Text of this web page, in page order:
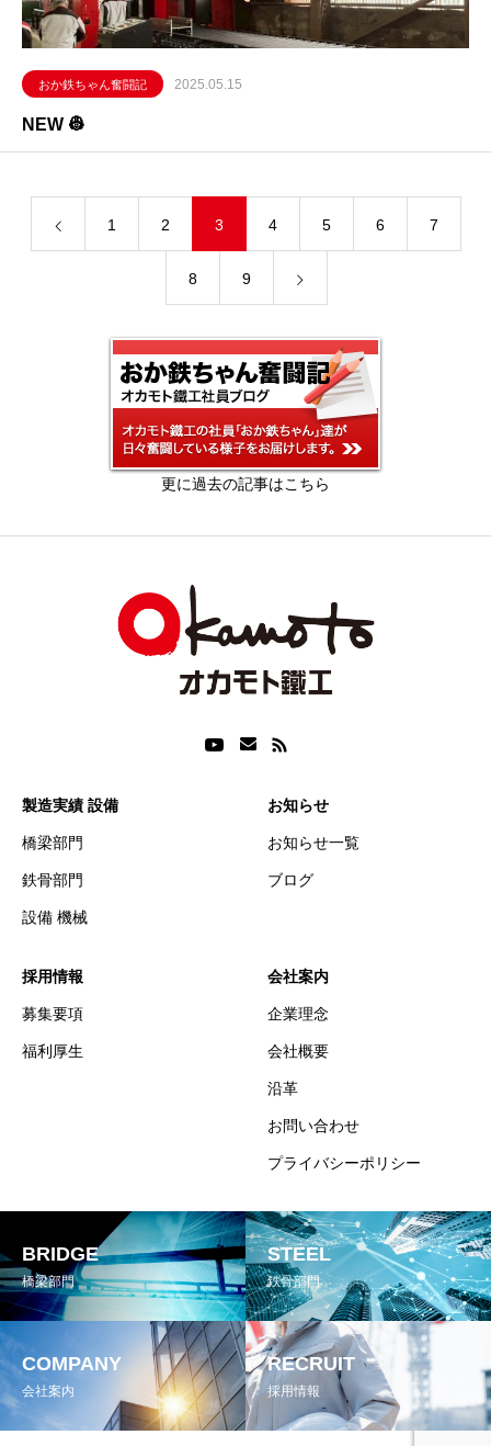
おか鉄ちゃん奮闘記 2025.05.15
NEW 👷
1 2 3 4 5 6 7
8 9
更に過去の記事はこちら
製造実績 設備
橋梁部門
鉄骨部門
設備 機械
お知らせ
お知らせ一覧
ブログ
採用情報
募集要項
福利厚生
会社案内
企業理念
会社概要
沿革
お問い合わせ
プライバシーポリシー
BRIDGE
橋梁部門
STEEL
鉄骨部門
COMPANY
会社案内
RECRUIT
採用情報